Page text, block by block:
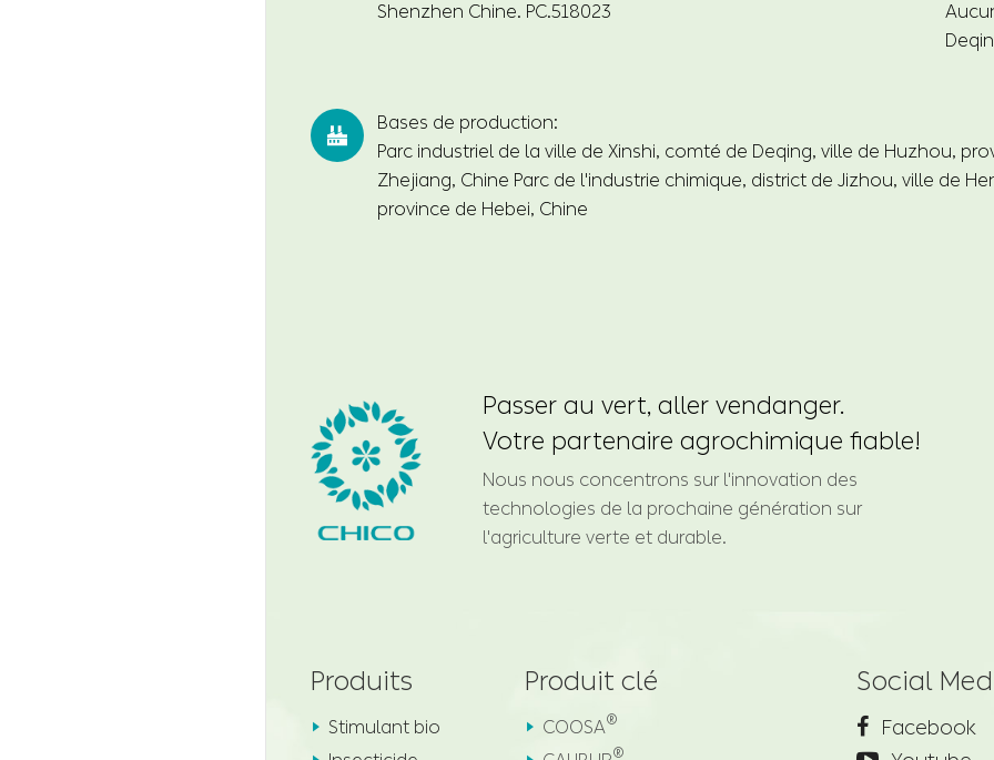
Shenzhen Chine. PC.518023

Bases de production:
Parc industriel de la ville de Xinshi, comté de Deqing, ville de Huzhou,
Zhejiang, Chine Parc de l'industrie chimique, district de Jizhou, ville de
province de Hebei, Chine
Passer au vert, aller vendanger.
Votre partenaire agrochimique fiable!
Nous nous concentrons sur l'innovation des
technologies de la prochaine génération sur
l'agriculture verte et durable.
Produits
Stimulant bio
Produit clé
COOSA®
®
Social
Facebook